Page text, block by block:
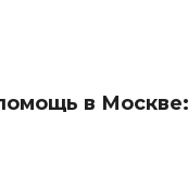
в Москве: